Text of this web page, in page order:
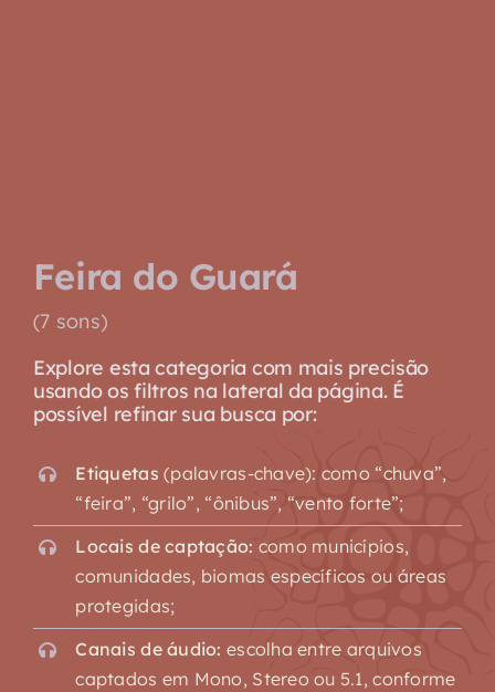
Feira do Guará
(7 sons)
Explore esta categoria com mais precisão
usando os filtros na lateral da página. É
possível refinar sua busca por:
Etiquetas (palavras-chave): como “chuva”,
“feira”, “grilo”, “ônibus”, “vento forte”;
Locais de captação: como municípios,
comunidades, biomas específicos ou áreas
protegidas;
Canais de áudio: escolha entre arquivos
captados em Mono, Stereo ou 5.1, conforme